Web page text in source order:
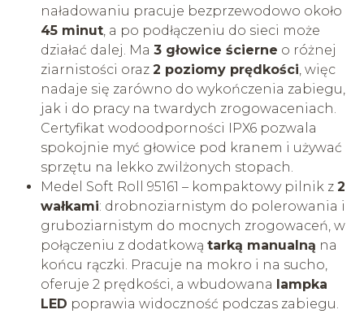
naładowaniu pracuje bezprzewodowo około
45 minut, a po podłączeniu do sieci może
działać dalej. Ma 3 głowice ścierne o różnej
ziarnistości oraz 2 poziomy prędkości , więc
nadaje się zarówno do wykończenia zabiegu,
jak i do pracy na twardych zrogowaceniach.
Certyfikat wodoodporności IPX6 pozwala
spokojnie myć głowice pod kranem i używać
sprzętu na lekko zwilżonych stopach.
Medel Soft Roll 95161 – kompaktowy pilnik z 2
wałkami: drobnoziarnistym do polerowania i
gruboziarnistym do mocnych zrogowaceń, w
połączeniu z dodatkową tarką manualną na
końcu rączki. Pracuje na mokro i na sucho,
oferuje 2 prędkości, a wbudowana lampka
LED poprawia widoczność podczas zabiegu.